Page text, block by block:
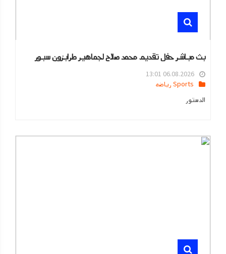
بث مباشر حفل تقديم محمد صلاح لجماهير طرابزون سبور
06.08.2026 13:01
Sports رياضه
الدستور